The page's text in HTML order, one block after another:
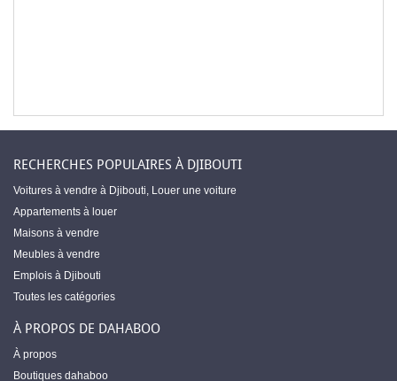
RECHERCHES POPULAIRES À DJIBOUTI
Voitures à vendre à Djibouti, Louer une voiture
Appartements à louer
Maisons à vendre
Meubles à vendre
Emplois à Djibouti
Toutes les catégories
À PROPOS DE DAHABOO
À propos
Boutiques dahaboo